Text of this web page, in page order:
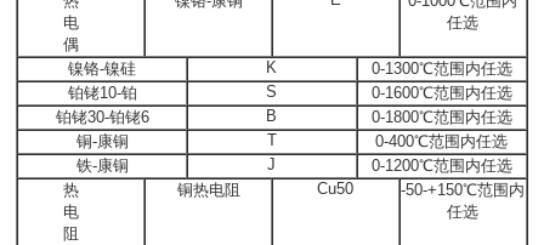
电
偶
任选
镍铬-镍硅 K
0-1300℃范围内任选
铂铑10-铂
S
0-1600℃范围内任选
铂铑30-铂铑6
B
0-1800℃范围内任选
铜-康铜
T
0-400℃范围内任选
铁-康铜
J
0-1200℃范围内任选
热
电
阻
铜热电阻 Cu50
-50-+150℃范围内
任选